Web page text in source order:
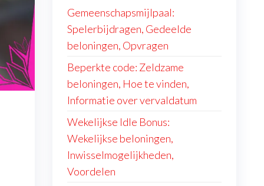
Gemeenschapsmijlpaal:
Spelerbijdragen, Gedeelde
beloningen, Opvragen
Beperkte code: Zeldzame
beloningen, Hoe te vinden,
Informatie over vervaldatum
Wekelijkse Idle Bonus:
Wekelijkse beloningen,
Inwisselmogelijkheden,
Voordelen